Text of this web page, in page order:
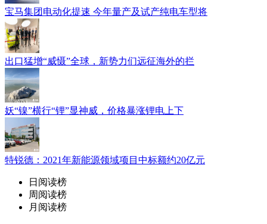
宝马集团电动化提速 今年量产及试产纯电车型将
出口猛增“威慑”全球，新势力们远征海外的拦
妖“镍”横行“锂”显神威，价格暴涨锂电上下
特锐德：2021年新能源领域项目中标额约20亿元
日阅读榜
周阅读榜
月阅读榜